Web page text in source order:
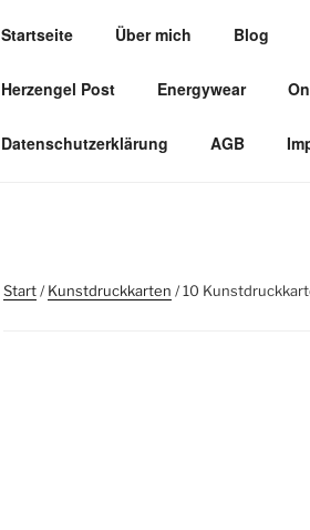
Startseite Über mich Blog
Herzengel Post Energywear
Datenschutzerklärung AGB
Start/Kunstdruckkarten / 10